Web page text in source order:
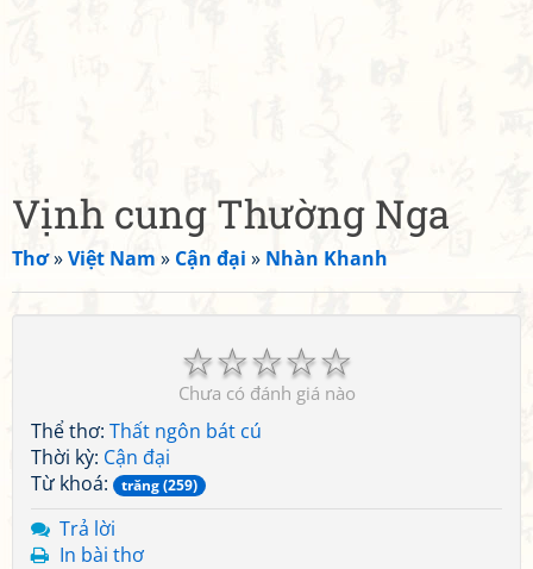
Vịnh cung Thường Nga
Thơ»Việt Nam » Cận đại » Nhàn Khanh
☆
☆
☆
☆
☆
Chưa có đánh giá nào
Thể thơ: Thất ngôn bát cú
Thời kỳ: Cận đại
Từ khoá:
trăng (259)
Trả lời
In bài thơ